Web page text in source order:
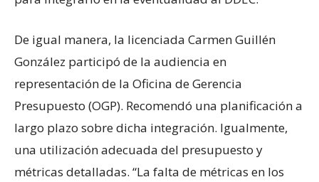
De igual manera, la licenciada Carmen Guillén
González participó de la audiencia en
representación de la Oficina de Gerencia
Presupuesto (OGP). Recomendó una planificación a
largo plazo sobre dicha integración. Igualmente,
una utilización adecuada del presupuesto y
métricas detalladas. “La falta de métricas en los